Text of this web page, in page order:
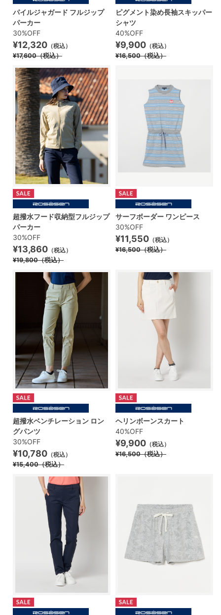
パイルジャガード フルジップ
パーカー
30%OFF
¥12,320 （税込）
¥17,600（税込）
ピグメント染め長袖スキッパー
シャツ
40%OFF
¥9,900 （税込）
¥16,500（税込）
超撥水フード収納型フルジップ
パーカー
30%OFF
¥13,860 （税込）
¥19,800（税込）
サーフボーダー ワンピース
30%OFF
¥11,550 （税込）
¥16,500（税込）
超撥水ベンチレーション ロン
グパンツ
30%OFF
¥10,780 （税込）
¥15,400（税込）
ヘリンボーンスカート
40%OFF
¥9,900 （税込）
¥16,500（税込）